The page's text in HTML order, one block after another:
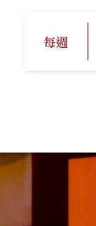
每週